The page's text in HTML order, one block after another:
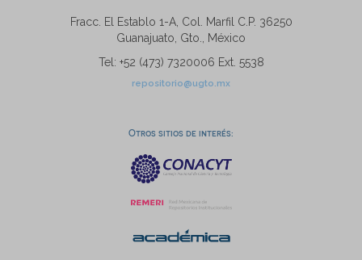
Fracc. El Establo 1-A, Col. Marfil C.P. 36250
Guanajuato, Gto., México
Tel: +52 (473) 7320006 Ext. 5538
repositorio@ugto.mx
Otros sitios de interés: